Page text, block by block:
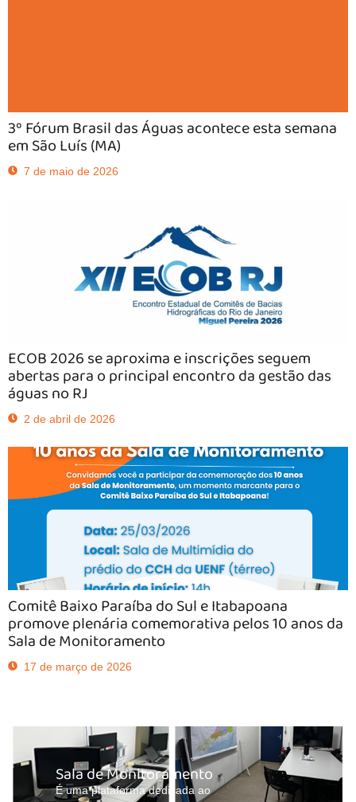
3º Fórum Brasil das Águas acontece esta semana
em São Luís (MA)
7 de maio de 2026
ECOB 2026 se aproxima e inscrições seguem
abertas para o principal encontro da gestão das
águas no RJ
2 de abril de 2026
Comitê Baixo Paraíba do Sul e Itabapoana
promove plenária comemorativa pelos 10 anos da
Sala de Monitoramento
17 de março de 2026
Sala de Monitoramento
É uma plataforma dedicada ao